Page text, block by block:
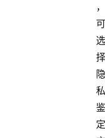
，
可
选
择
隐
私
鉴
定